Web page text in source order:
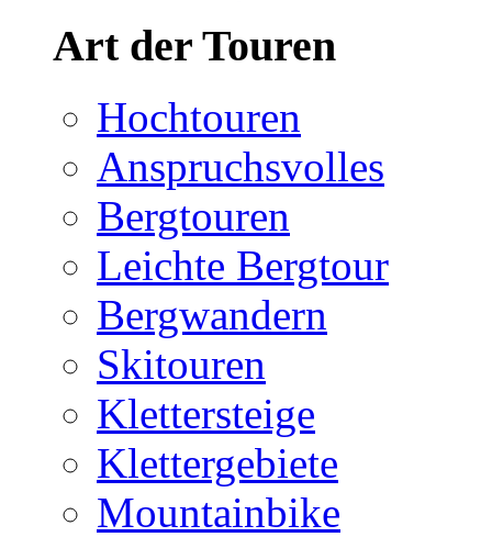
Art der Touren
Hochtouren
Anspruchsvolles
Bergtouren
Leichte Bergtour
Bergwandern
Skitouren
Klettersteige
Klettergebiete
Mountainbike